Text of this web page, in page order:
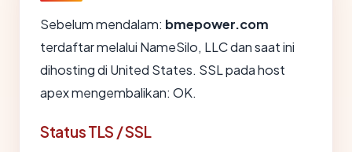
Sebelum mendalam: bmepower.com
terdaftar melalui NameSilo, LLC dan saat ini
dihosting di United States. SSL pada host
apex mengembalikan: OK.
Status TLS / SSL